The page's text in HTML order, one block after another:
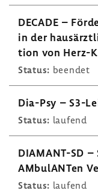
DECADE –
in der
tion von Herz-​
Status: beendet
Dia-Psy – S3-​
Status: laufend
DIAMANT-​SD
AMbu­lANTen
Status: laufend